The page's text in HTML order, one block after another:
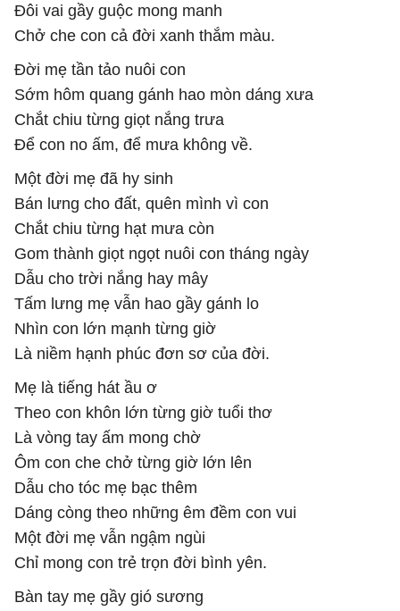
Đôi vai gầy guộc mong manh
Chở che con cả đời xanh thắm màu.
Đời mẹ tần tảo nuôi con
Sớm hôm quang gánh hao mòn dáng xưa
Chắt chiu từng giọt nắng trưa
Để con no ấm, để mưa không về.
Một đời mẹ đã hy sinh
Bán lưng cho đất, quên mình vì con
Chắt chiu từng hạt mưa còn
Gom thành giọt ngọt nuôi con tháng ngày
Dẫu cho trời nắng hay mây
Tấm lưng mẹ vẫn hao gầy gánh lo
Nhìn con lớn mạnh từng giờ
Là niềm hạnh phúc đơn sơ của đời.
Mẹ là tiếng hát ầu ơ
Theo con khôn lớn từng giờ tuổi thơ
Là vòng tay ấm mong chờ
Ôm con che chở từng giờ lớn lên
Dẫu cho tóc mẹ bạc thêm
Dáng còng theo những êm đềm con vui
Một đời mẹ vẫn ngậm ngùi
Chỉ mong con trẻ trọn đời bình yên.
Bàn tay mẹ gầy gió sương